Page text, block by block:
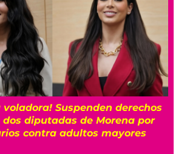
voladora! Suspenden derechos
diputadas de Morena por
contra adultos mayores